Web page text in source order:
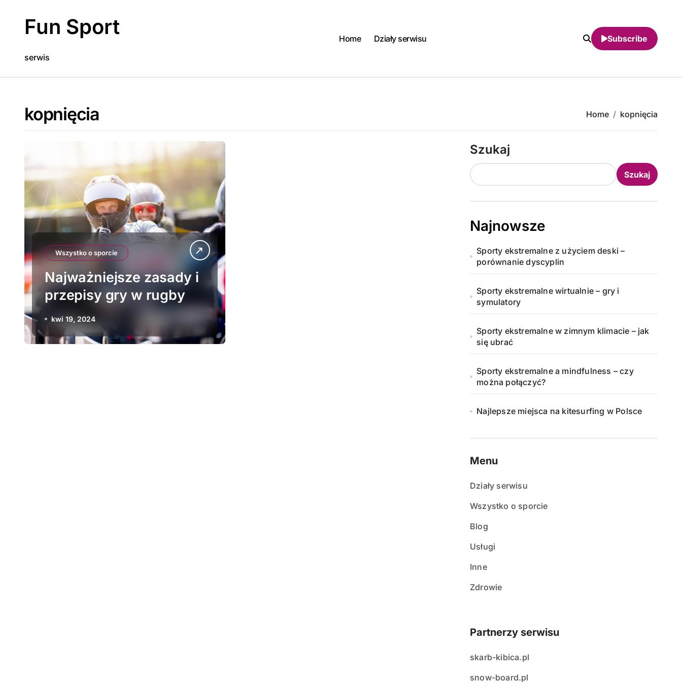
contentFun Sport
serwis
Home Działy serwisu Subscribe
kopnięcia Home kopnięcia
Wszystko o sporcie
Najważniejsze zasady i
przepisy gry w rugby
kwi 19, 2024
Szukaj
Szukaj
Najnowsze
Sporty ekstremalne z użyciem deski –
porównanie dyscyplin
Sporty ekstremalne wirtualnie – gry i
symulatory
Sporty ekstremalne w zimnym klimacie – jak
się ubrać
Sporty ekstremalne a mindfulness – czy
można połączyć?
Najlepsze miejsca na kitesurfing w Polsce
Menu
Działy serwisu
Wszystko o sporcie
Blog
Usługi
Inne
Zdrowie
Partnerzy serwisu
skarb-kibica.pl
snow-board.pl